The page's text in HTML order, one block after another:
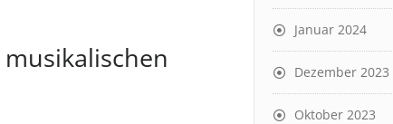
Januar 2024
Dezember 2023
Oktober 2023